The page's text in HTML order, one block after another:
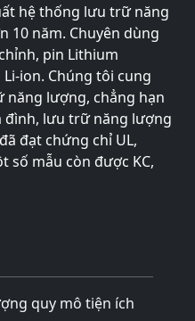
hệ thống lưu trữ năng
10 năm. Chuyên dùng
pin Lithium
Li-ion. Chúng tôi cung
năng lượng, chẳng hạn
lưu trữ năng lượng
đạt chứng chỉ UL,
số mẫu còn được KC,
quy mô tiện ích